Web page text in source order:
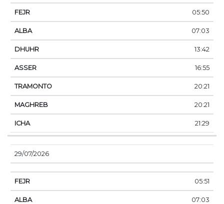
05:50
07:03
13:42
16:55
20:21
20:21
21:29
29/07/2026
05:51
07:03